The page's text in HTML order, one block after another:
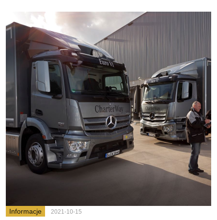
Informacje 2021-10-15